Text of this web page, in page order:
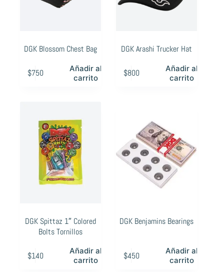
DGK Blossom Chest Bag
$750
Añadir al
carrito
DGK Arashi Trucker Hat
$800
Añadir al
carrito
DGK Spittaz 1″ Colored
Bolts Tornillos
$140
Añadir al
carrito
DGK Benjamins Bearings
$450
Añadir al
carrito